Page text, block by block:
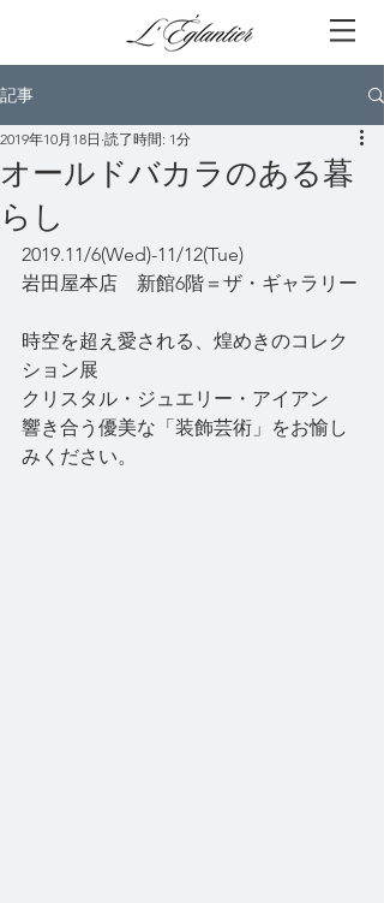
記事
オールドバカラのある暮
らし
2019年10月18日 読了時間: 1分
2019.11/6(Wed)-11/12(Tue)
岩田屋本店　新館6階＝ザ・ギャラリー
時空を超え愛される、煌めきのコレク
ション展
クリスタル・ジュエリー・アイアン
響き合う優美な「装飾芸術」をお愉し
みください。